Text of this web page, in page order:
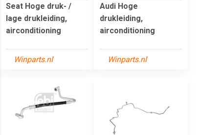
Seat Hoge druk- /
lage drukleiding,
airconditioning
Winparts.nl
Audi Hoge
drukleiding,
airconditioning
Winparts.nl